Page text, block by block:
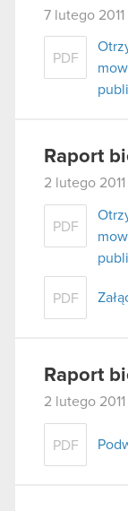
7 lutego 2011
PDF
Raport
2 lutego 2011
PDF
PDF
Raport
2 lutego 2011
PDF